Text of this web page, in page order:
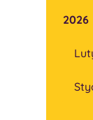
2026